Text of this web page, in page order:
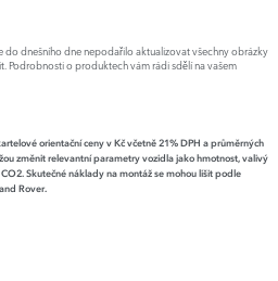
do dnešního dne nepodařilo aktualizovat všechny obrázky
Podrobnosti o produktech vám rádi sdělí na vašem
orientační ceny v Kč včetně 21% DPH a průměrných
změnit relevantní parametry vozidla jako hmotnost, valivý
Skutečné náklady na montáž se mohou lišit podle
Rover.